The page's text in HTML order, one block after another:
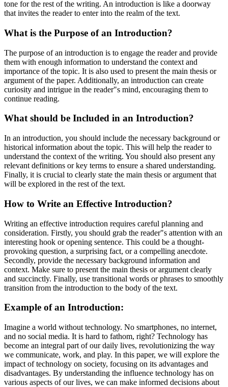
tone for the rest of the writing. An introduction is like a doorway
that invites the reader to enter into the realm of the text.
What is the Purpose of an Introduction?
The purpose of an introduction is to engage the reader and provide
them with enough information to understand the context and
importance of the topic. It is also used to present the main thesis or
argument of the paper. Additionally, an introduction can create
curiosity and intrigue in the reader"s mind, encouraging them to
continue reading.
What should be Included in an Introduction?
In an introduction, you should include the necessary background or
historical information about the topic. This will help the reader to
understand the context of the writing. You should also present any
relevant definitions or key terms to ensure a shared understanding.
Finally, it is crucial to clearly state the main thesis or argument that
will be explored in the rest of the text.
How to Write an Effective Introduction?
Writing an effective introduction requires careful planning and
consideration. Firstly, you should grab the reader"s attention with an
interesting hook or opening sentence. This could be a thought-
provoking question, a surprising fact, or a compelling anecdote.
Secondly, provide the necessary background information and
context. Make sure to present the main thesis or argument clearly
and succinctly. Finally, use transitional words or phrases to smoothly
transition from the introduction to the body of the text.
Example of an Introduction:
Imagine a world without technology. No smartphones, no internet,
and no social media. It is hard to fathom, right? Technology has
become an integral part of our daily lives, revolutionizing the way
we communicate, work, and play. In this paper, we will explore the
impact of technology on society, focusing on its advantages and
disadvantages. By understanding the influence technology has on
various aspects of our lives, we can make informed decisions about